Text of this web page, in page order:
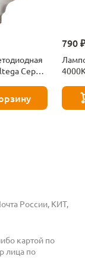
Серия
790
России, КИТ,
картой по
лица по